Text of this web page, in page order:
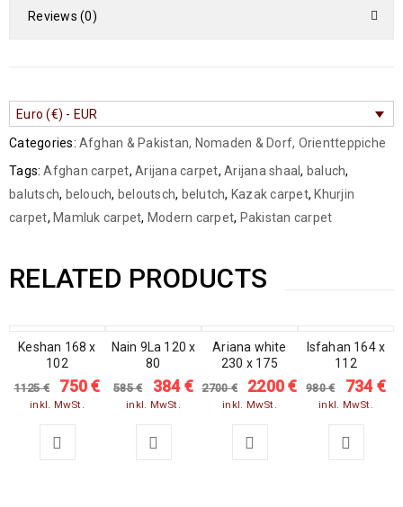
Reviews (0)
Euro (€) - EUR
Categories: Afghan & Pakistan, Nomaden & Dorf, Orientteppiche
Tags: Afghan carpet, Arijana carpet, Arijana shaal, baluch,
balutsch, belouch, beloutsch, belutch, Kazak carpet,Khurjin
carpet, Mamluk carpet, Modern carpet, Pakistan carpet
RELATED PRODUCTS
SALE
Keshan 168 x
102
1125€ 750€
inkl. MwSt.
SALE
Nain 9La 120 x
80
585€ 384€
inkl. MwSt.
SALE
Ariana white
230 x 175
2700€ 2200€
inkl. MwSt.
SALE
Isfahan 164 x
112
980€ 734€
inkl. MwSt.